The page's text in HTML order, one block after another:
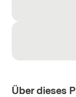
Über dieses